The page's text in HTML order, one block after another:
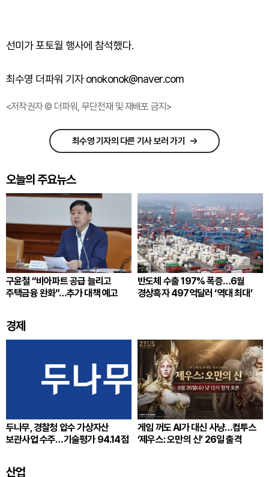
선미가포토월 행사에 참석했다.
최수영 더파워 기자 onokonok@naver.com
<저작권자 © 더파워, 무단전재 및 재배포 금지>
최수영 기자의 다른 기사 보러 가기
오늘의 주요뉴스
구윤철 “비아파트 공급 늘리고
주택금융 완화”…추가 대책 예고
반도체 수출 197% 폭증…6월
경상흑자 497억달러 ‘역대 최대’
경제
두나무, 경찰청 압수 가상자산
보관사업 수주…기술평가 94.14점
게임 꺼도 AI가 대신 사냥…컴투스
‘제우스: 오만의 신’ 26일 출격
산업